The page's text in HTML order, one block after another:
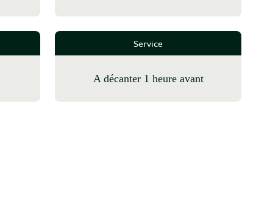
Service
A décanter 1 heure avant